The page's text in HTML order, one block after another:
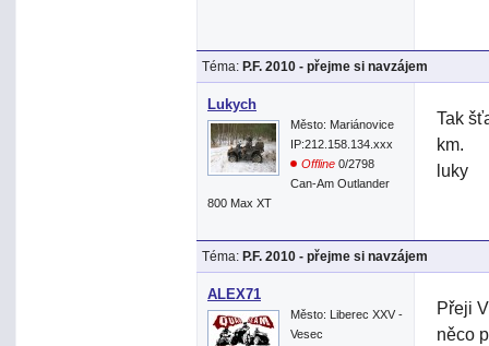
Téma: P.F. 2010 - přejme si navzájem
Lukych
Město: Mariánovice
IP:212.158.134.xxx
Offline 0/2798
Can-Am Outlander
800 Max XT
Tak
km.
luky
Téma: P.F. 2010 - přejme si navzájem
ALEX71
Město: Liberec XXV -
Vesec
Přeji
něco